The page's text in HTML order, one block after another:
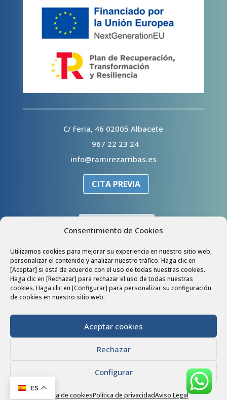
Consentimiento de Cookies
Utilizamos cookies para mejorar su experiencia en nuestro sitio web,
personalizar el contenido y analizar nuestro tráfico. Haga clic en
[Aceptar] si está de acuerdo con el uso de todas nuestras cookies.
Haga clic en [Rechazar] para rechazar el uso de todas nuestras
cookies. Haga clic en [Configurar] para personalizar su configuración
de cookies en nuestro sitio web.
Aceptar cookies
Rechazar
Configurar
Política de cookiesPolítica de privacidadAviso Legal
C/ Feria, 46 02005 Albacete
967 22 23 24
info@ramirezarribas.es
CITA PREVIA
EMPRESAS
COLABORADORES
Política de Privacidad Aviso Legal|
Accesibilidad
ES